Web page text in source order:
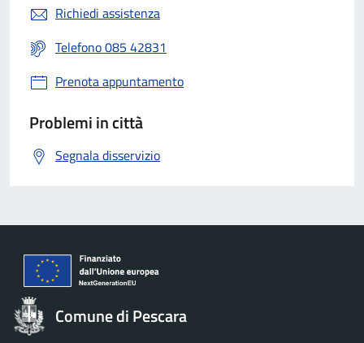
Richiedi assistenza
Telefono 085 42831
Prenota appuntamento
Problemi in città
Segnala disservizio
Comune di Pescara